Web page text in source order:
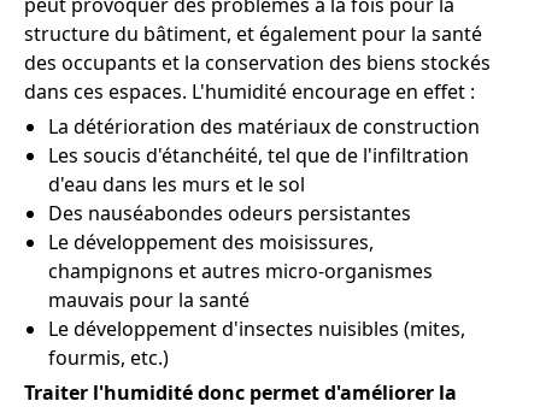
structure du bâtiment, et également pour la santé
des occupants et la conservation des biens stockés
dans ces espaces. L'humidité encourage en effet :
La détérioration des matériaux de construction
Les soucis d'étanchéité, tel que de l'infiltration
d'eau dans les murs et le sol
Des nauséabondes odeurs persistantes
Le développement des moisissures,
champignons et autres micro-organismes
mauvais pour la santé
Le développement d'insectes nuisibles (mites,
fourmis, etc.)
Traiter l'humidité donc permet d'améliorer la